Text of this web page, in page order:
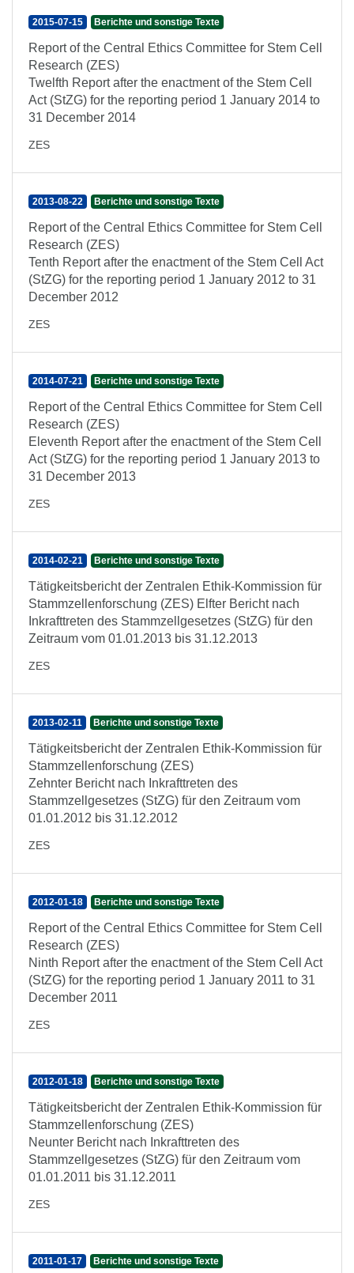
2015-07-15 Berichte und sonstige Texte
Report of the Central Ethics Committee for Stem Cell
Research (ZES)
Twelfth Report after the enactment of the Stem Cell
Act (StZG) for the reporting period 1 January 2014 to
31 December 2014
ZES
2013-08-22 Berichte und sonstige Texte
Report of the Central Ethics Committee for Stem Cell
Research (ZES)
Tenth Report after the enactment of the Stem Cell Act
(StZG) for the reporting period 1 January 2012 to 31
December 2012
ZES
2014-07-21 Berichte und sonstige Texte
Report of the Central Ethics Committee for Stem Cell
Research (ZES)
Eleventh Report after the enactment of the Stem Cell
Act (StZG) for the reporting period 1 January 2013 to
31 December 2013
ZES
2014-02-21 Berichte und sonstige Texte
Tätigkeitsbericht der Zentralen Ethik-Kommission für
Stammzellenforschung (ZES) Elfter Bericht nach
Inkrafttreten des Stammzellgesetzes (StZG) für den
Zeitraum vom 01.01.2013 bis 31.12.2013
ZES
2013-02-11 Berichte und sonstige Texte
Tätigkeitsbericht der Zentralen Ethik-Kommission für
Stammzellenforschung (ZES)
Zehnter Bericht nach Inkrafttreten des
Stammzellgesetzes (StZG) für den Zeitraum vom
01.01.2012 bis 31.12.2012
ZES
2012-01-18 Berichte und sonstige Texte
Report of the Central Ethics Committee for Stem Cell
Research (ZES)
Ninth Report after the enactment of the Stem Cell Act
(StZG) for the reporting period 1 January 2011 to 31
December 2011
ZES
2012-01-18 Berichte und sonstige Texte
Tätigkeitsbericht der Zentralen Ethik-Kommission für
Stammzellenforschung (ZES)
Neunter Bericht nach Inkrafttreten des
Stammzellgesetzes (StZG) für den Zeitraum vom
01.01.2011 bis 31.12.2011
ZES
2011-01-17 Berichte und sonstige Texte